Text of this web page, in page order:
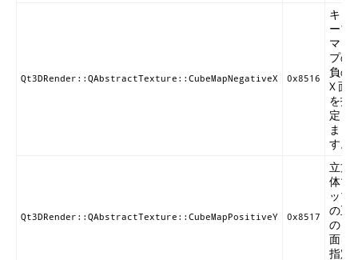
Qt3DRender::QAbstractTexture::CubeMapNegativeX 0x8516
キュ
ーブ
マッ
プの
負の
X 面
を指
定し
ま
す。
Qt3DRender::QAbstractTexture::CubeMapPositiveY 0x8517
立方
体マ
ップ
の正
の Y
面を
指定